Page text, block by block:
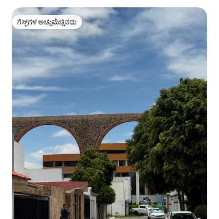
ಗೆಸ್ಟ್‌ಗಳ ಅಚ್ಚುಮೆಚ್ಚಿನದು
ಗೆಸ್ಟ್‌ಗಳ ಅಚ್ಚುಮೆಚ್ಚಿನದು